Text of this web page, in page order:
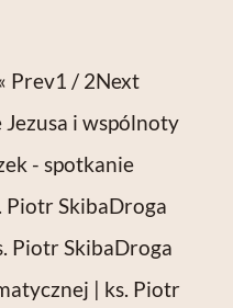
Prev1 / 2Next
Jezusa i wspólnoty
- spotkanie
Piotr SkibaDroga
Piotr SkibaDroga
| ks. Piotr